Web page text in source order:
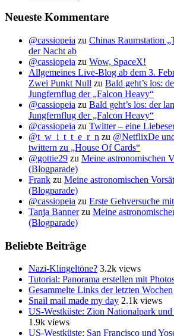
Neueste Kommentare
@cassiopeia zu Chinas Raumstation
der Nacht ab
@cassiopeia zu Wow, SpaceX!
Allgemeines Live-Blog ab dem 3.
Zwei Punkt Null zu Bald geht’s los:
Jungfernflug der „Falcon Heavy“
@cassiopeia zu Bald geht’s los: der
Jungfernflug der „Falcon Heavy“
@cassiopeia zu Twitter – eine
@t_w_i_t_t_e_r_n zu @NetflixDe
twittern zu „House Of Cards“
@gottie29 zu Meine astronomischen
(Blogparade)
Frank zu Meine astronomischen
(Blogparade)
@cassiopeia zu Erste Gehversuche
Tanja Bannerzu Meine
(Blogparade)
Beliebte Beiträge
Nazi-Klingeltöne? 3.2k views
Tutorial: Panorama erstellen mit
Gesammelte Links der letzten Wochen
Snail mail made my day 2.1k views
US-Westküste: Zion Nationalpark
1.9k views
US-Westküste: San Francisco und